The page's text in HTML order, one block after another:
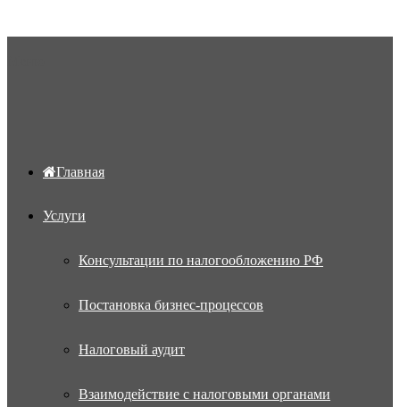
Главная
Услуги
Консультации по налогообложению РФ
Постановка бизнес-процессов
Налоговый аудит
Взаимодействие с налоговыми органами